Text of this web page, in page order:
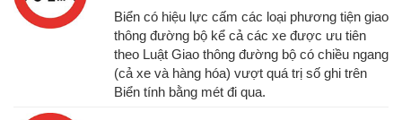
Biển có hiệu lực cấm các loại phương tiện giao
thông đường bộ kể cả các xe được ưu tiên
theo Luật Giao thông đường bộ có chiều ngang
(cả xe và hàng hóa) vượt quá trị số ghi trên
Biển tính bằng mét đi qua.